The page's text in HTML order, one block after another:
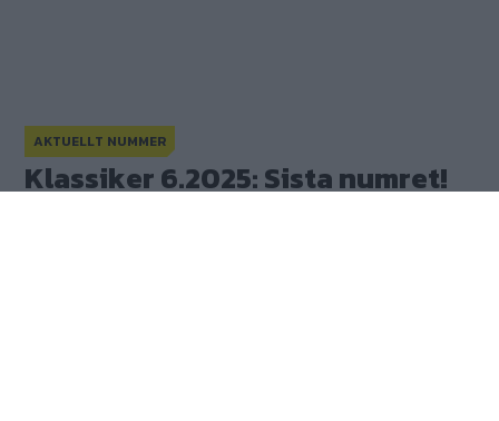
Kalender på köpet!
Klassiker 6.2025: Sista numret!
AKTUELLT NUMMER
Klassiker 6.2025: Sista numret!